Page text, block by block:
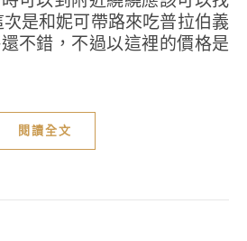
是和妮可帶路來吃普拉伯義
不錯，不過以這裡的價格是
閱讀全文